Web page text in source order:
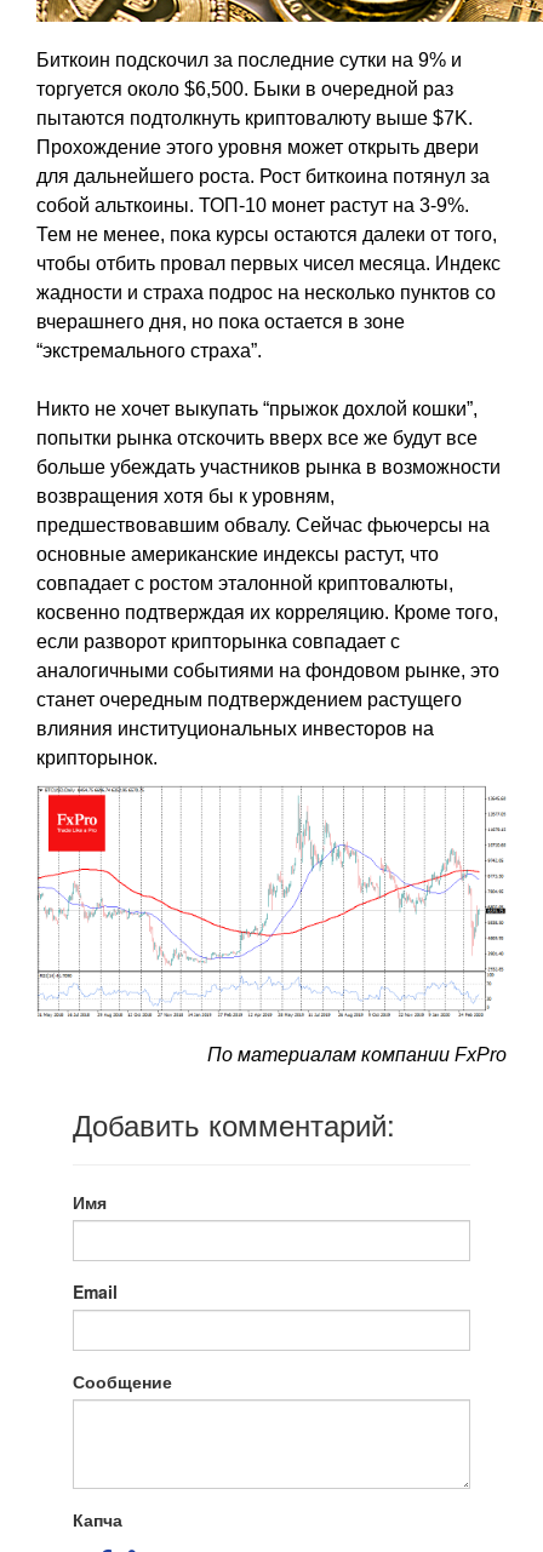
Биткоин подскочил за последние сутки на 9% и
торгуется около $6,500. Быки в очередной раз
пытаются подтолкнуть криптовалюту выше $7K.
Прохождение этого уровня может открыть двери
для дальнейшего роста. Рост биткоина потянул за
собой альткоины. ТОП-10 монет растут на 3-9%.
Тем не менее, пока курсы остаются далеки от того,
чтобы отбить провал первых чисел месяца. Индекс
жадности и страха подрос на несколько пунктов со
вчерашнего дня, но пока остается в зоне
“экстремального страха”.
Никто не хочет выкупать “прыжок дохлой кошки”,
попытки рынка отскочить вверх все же будут все
больше убеждать участников рынка в возможности
возвращения хотя бы к уровням,
предшествовавшим обвалу. Сейчас фьючерсы на
основные американские индексы растут, что
совпадает с ростом эталонной криптовалюты,
косвенно подтверждая их корреляцию. Кроме того,
если разворот крипторынка совпадает с
аналогичными событиями на фондовом рынке, это
станет очередным подтверждением растущего
влияния институциональных инвесторов на
крипторынок.
По материалам компании FxPro
Добавить комментарий:
Имя
Email
Сообщение
Капча